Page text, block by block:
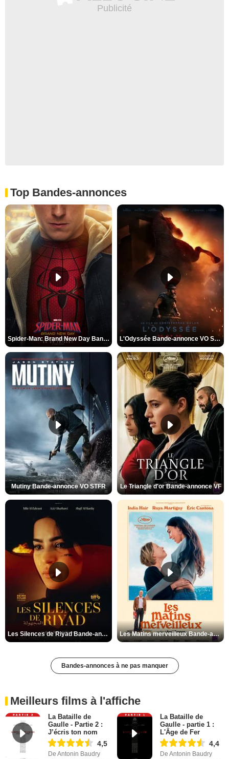
Top Bandes-annonces
Spider-Man: Brand New Day Bande-annonce VO STFR L'Odyssée Bande-annonce VO STFR
Mutiny Bande-annonce VO STFR Le Triangle d'or Bande-annonce VF
Les Silences de Riyad Bande-annonce VO STFR Les Matins merveilleux Bande-annonce VF
Bandes-annonces à ne pas manquer
Meilleurs films à l'affiche
La Bataille de
Gaulle - Partie 2 :
J’écris ton nom
4,5
De Antonin Baudry
La Bataille de
Gaulle - partie 1 :
L'Âge de Fer
4,4
De Antonin Baudry